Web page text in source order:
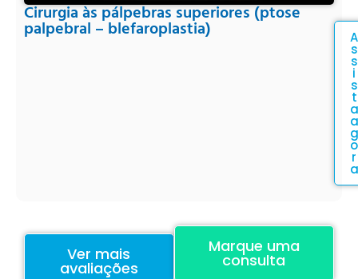
Cirurgia às pálpebras superiores (ptose
palpebral – blefaroplastia) A
s
s
i
s
t
a
a
g
o
r
a
Ver mais
avaliações
Marque uma
consulta